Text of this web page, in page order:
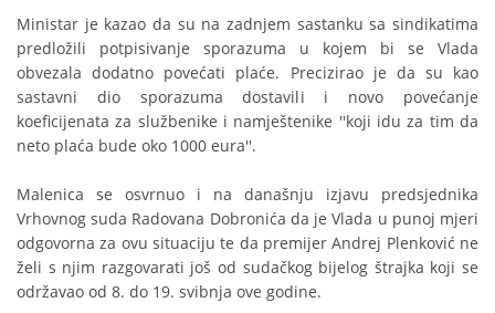
Ministar je kazao da su na zadnjem sastanku sa sindikatima
predložili potpisivanje sporazuma u kojem bi se Vlada
obvezala dodatno povećati plaće. Precizirao je da su kao
sastavni dio sporazuma dostavili i novo povećanje
koeficijenata za službenike i namještenike ''koji idu za tim da
neto plaća bude oko 1000 eura''.
Malenica se osvrnuo i na današnju izjavu predsjednika
Vrhovnog suda Radovana Dobronića da je Vlada u punoj mjeri
odgovorna za ovu situaciju te da premijer Andrej Plenković ne
želi s njim razgovarati još od sudačkog bijelog štrajka koji se
održavao od 8. do 19. svibnja ove godine.